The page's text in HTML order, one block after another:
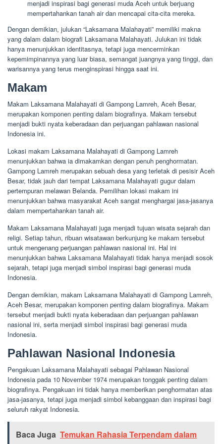
menjadi inspirasi bagi generasi muda Aceh untuk berjuang
mempertahankan tanah air dan mencapai cita-cita mereka.
Dengan demikian, julukan “Laksamana Malahayati” memiliki makna
yang dalam dalam biografi Laksamana Malahayati. Julukan ini tidak
hanya menunjukkan identitasnya, tetapi juga mencerminkan
kepemimpinannya yang luar biasa, semangat juangnya yang tinggi, dan
warisannya yang terus menginspirasi hingga saat ini.
Makam
Makam Laksamana Malahayati di Gampong Lamreh, Aceh Besar,
merupakan komponen penting dalam biografinya. Makam tersebut
menjadi bukti nyata keberadaan dan perjuangan pahlawan nasional
Indonesia ini.
Lokasi makam Laksamana Malahayati di Gampong Lamreh
menunjukkan bahwa ia dimakamkan dengan penuh penghormatan.
Gampong Lamreh merupakan sebuah desa yang terletak di pesisir Aceh
Besar, tidak jauh dari tempat Laksamana Malahayati gugur dalam
pertempuran melawan Belanda. Pemilihan lokasi makam ini
menunjukkan bahwa masyarakat Aceh sangat menghargai jasa-jasanya
dalam mempertahankan tanah air.
Makam Laksamana Malahayati juga menjadi tujuan wisata sejarah dan
religi. Setiap tahun, ribuan wisatawan berkunjung ke makam tersebut
untuk mengenang perjuangan pahlawan nasional ini. Hal ini
menunjukkan bahwa Laksamana Malahayati tidak hanya menjadi sosok
sejarah, tetapi juga menjadi simbol inspirasi bagi generasi muda
Indonesia.
Dengan demikian, makam Laksamana Malahayati di Gampong Lamreh,
Aceh Besar, merupakan komponen penting dalam biografinya. Makam
tersebut menjadi bukti nyata keberadaan dan perjuangan pahlawan
nasional ini, serta menjadi simbol inspirasi bagi generasi muda
Indonesia.
Pahlawan Nasional Indonesia
Pengakuan Laksamana Malahayati sebagai Pahlawan Nasional
Indonesia pada 10 November 1974 merupakan tonggak penting dalam
biografinya. Pengakuan ini tidak hanya memberikan penghormatan atas
jasa-jasanya, tetapi juga menjadi simbol kebanggaan dan inspirasi bagi
seluruh rakyat Indonesia.
Baca Juga Temukan Rahasia Terpendam dalam